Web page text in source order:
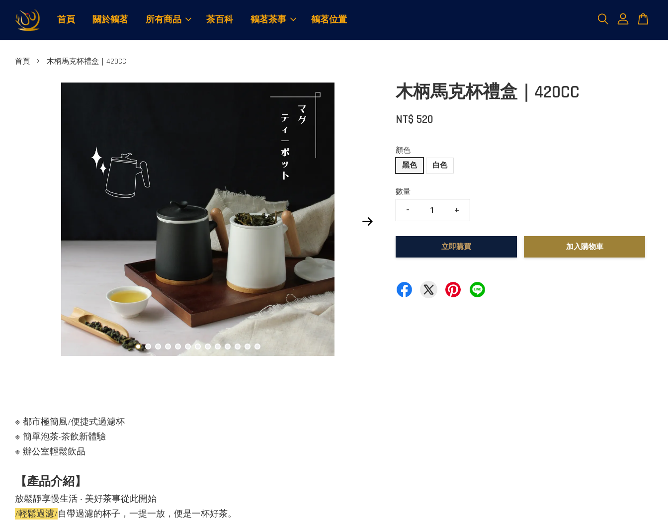
首頁 關於鶴茗 所有商品 茶百科 鶴茗茶事 鶴茗位置
首頁 › 木柄馬克杯禮盒｜420CC
木柄馬克杯禮盒｜420CC
NT$ 520
顏色
黑色
白色
數量
- +
立即購買 加入購物車
※ 都市極簡風/便捷式過濾杯
※ 簡單泡茶‧茶飲新體驗
※ 辦公室輕鬆飲品
【產品介紹】
放鬆靜享慢生活 ‧ 美好茶事從此開始
/輕鬆過濾/自帶過濾的杯子，一提一放，便是一杯好茶。